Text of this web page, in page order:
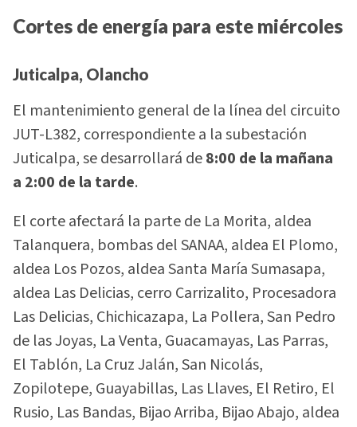
Cortes de energía para este miércoles
Juticalpa, Olancho
El mantenimiento general de la línea del circuito
JUT-L382, correspondiente a la subestación
Juticalpa, se desarrollará de8:00 de la mañana
a 2:00 de la tarde.
El corte afectará la parte de La Morita, aldea
Talanquera, bombas del SANAA, aldea El Plomo,
aldea Los Pozos, aldea Santa María Sumasapa,
aldea Las Delicias, cerro Carrizalito, Procesadora
Las Delicias, Chichicazapa, La Pollera, San Pedro
de las Joyas, La Venta, Guacamayas, Las Parras,
El Tablón, La Cruz Jalán, San Nicolás,
Zopilotepe, Guayabillas, Las Llaves, El Retiro, El
Rusio, Las Bandas, Bijao Arriba, Bijao Abajo, aldea